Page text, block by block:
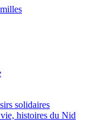
solidaires
histoires du Nid